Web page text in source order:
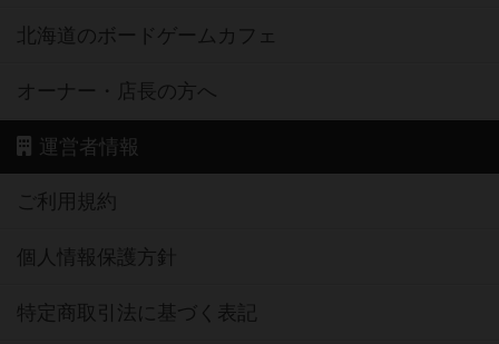
北海道のボードゲームカフェ
オーナー・店長の方へ
運営者情報
ご利用規約
個人情報保護方針
特定商取引法に基づく表記